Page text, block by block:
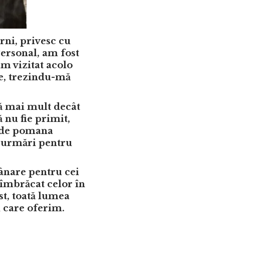
privesc cu
am fost
vizitat acolo
trezindu-mă
mai mult decât
nu fie primit,
pomana
urmări pentru
pentru cei
îmbrăcat celor în
toată lumea
care oferim.